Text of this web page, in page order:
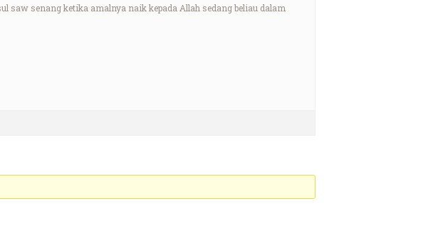
senang ketika amalnya naik kepada Allah sedang beliau dalam